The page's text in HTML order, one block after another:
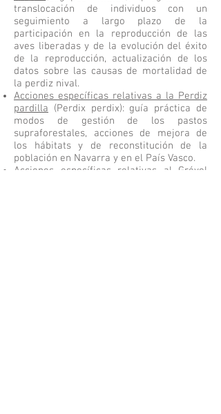
translocación de individuos con un
seguimiento a largo plazo de la
participación en la reproducción de las
aves liberadas y de la evolución del éxito
de la reproducción, actualización de los
datos sobre las causas de mortalidad de
la perdiz nival.
Acciones específicas relativas a la Perdiz
pardilla (Perdix perdix): guía práctica de
modos de gestión de los pastos
supraforestales, acciones de mejora de
los hábitats y de reconstitución de la
población en Navarra y en el País Vasco.
Acciones específicas relativas al Grévol